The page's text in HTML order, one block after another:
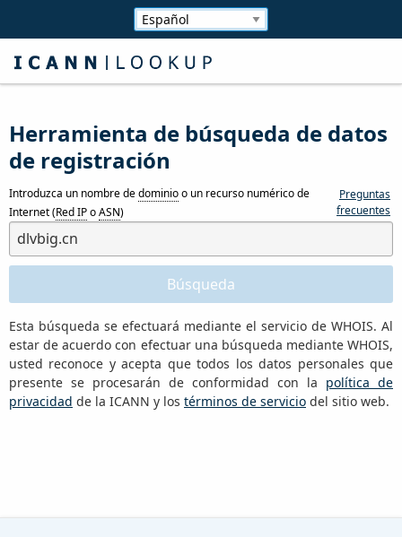
Herramienta de búsqueda de datos
de registración
Introduzca un nombre dedominioo un recurso numérico de
Internet (Red IPoASN)
Preguntas
frecuentes
Esta búsqueda se efectuará mediante el servicio de WHOIS. Al
estar de acuerdo con efectuar una búsqueda mediante WHOIS,
usted reconoce y acepta que todos los datos personales que
presente se procesarán de conformidad con la política de
privacidad de la ICANN y los términos de servicio del sitio web.